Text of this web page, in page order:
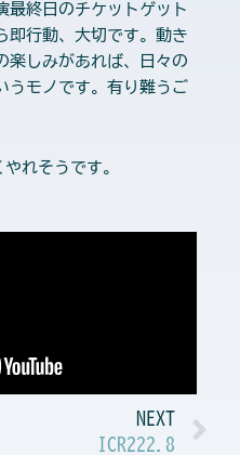
最終日のチケットゲット
即行動、大切です。動き
楽しみがあれば、日々の
うモノです。有り難うご
れそうです。
NEXT
ICR222.8